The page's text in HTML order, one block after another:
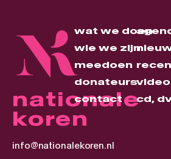
nationale
koren
info@nationalekoren.nl
wat we doen
wie we zijn
meedoen
donateurs
contact
video
cd,